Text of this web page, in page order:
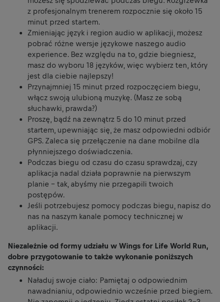
z profesjonalnym trenerem rozpocznie się około 15
minut przed startem.
Zmieniając język i region audio w aplikacji, możesz
pobrać różne wersje językowe naszego audio
experience. Bez względu na to, gdzie biegniesz,
masz do wyboru 18 języków, więc wybierz ten, który
jest dla ciebie najlepszy!
Przynajmniej 15 minut przed rozpoczęciem biegu,
włącz swoją ulubioną muzykę. (Masz ze sobą
słuchawki, prawda?)
Proszę, bądź na zewnątrz 5 do 10 minut przed
startem, upewniając się, że masz odpowiedni odbiór
GPS. Zaleca się przełączenie na dane mobilne dla
płynniejszego doświadczenia.
Podczas biegu od czasu do czasu sprawdzaj, czy
aplikacja nadal działa poprawnie na pierwszym
planie - tak, abyśmy nie przegapili twoich
postępów.
Jeśli potrzebujesz pomocy podczas biegu, napisz do
nas na naszym kanale pomocy technicznej w
aplikacji.
Niezależnie od formy udziału w Wings for Life World Run,
dobre przygotowanie to także wykonanie poniższych
czynności:
Naładuj swoje ciało: Pamiętaj o odpowiednim
nawadnianiu, odpowiednio wcześnie przed biegiem.